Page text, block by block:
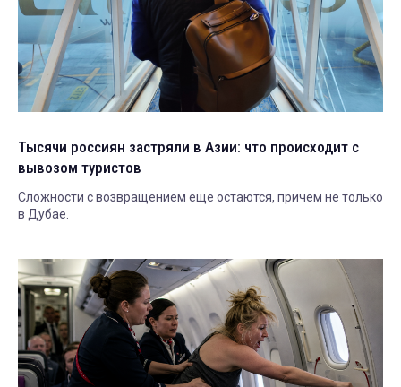
Тысячи россиян застряли в Азии: что происходит с
вывозом туристов
Сложности с возвращением еще остаются, причем не только
в Дубае.